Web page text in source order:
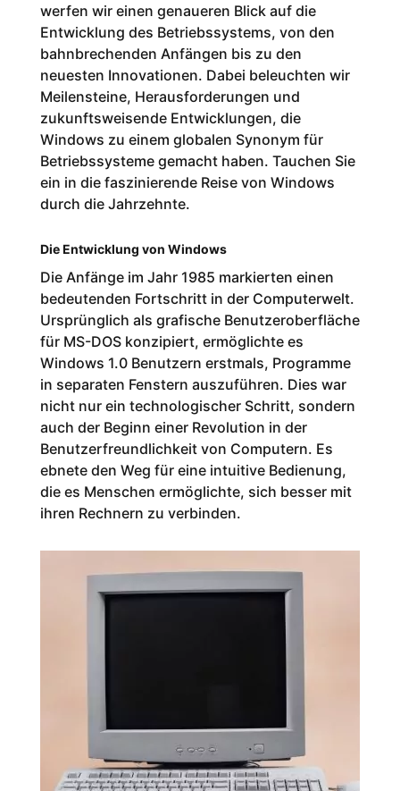
werfen wir einen genaueren Blick auf die
Entwicklung des Betriebssystems, von den
bahnbrechenden Anfängen bis zu den
neuesten Innovationen. Dabei beleuchten wir
Meilensteine, Herausforderungen und
zukunftsweisende Entwicklungen, die
Windows zu einem globalen Synonym für
Betriebssysteme gemacht haben. Tauchen Sie
ein in die faszinierende Reise von Windows
durch die Jahrzehnte.
Die Entwicklung von Windows
Die Anfänge im Jahr 1985 markierten einen
bedeutenden Fortschritt in der Computerwelt.
Ursprünglich als grafische Benutzeroberfläche
für MS-DOS konzipiert, ermöglichte es
Windows 1.0 Benutzern erstmals, Programme
in separaten Fenstern auszuführen. Dies war
nicht nur ein technologischer Schritt, sondern
auch der Beginn einer Revolution in der
Benutzerfreundlichkeit von Computern. Es
ebnete den Weg für eine intuitive Bedienung,
die es Menschen ermöglichte, sich besser mit
ihren Rechnern zu verbinden.